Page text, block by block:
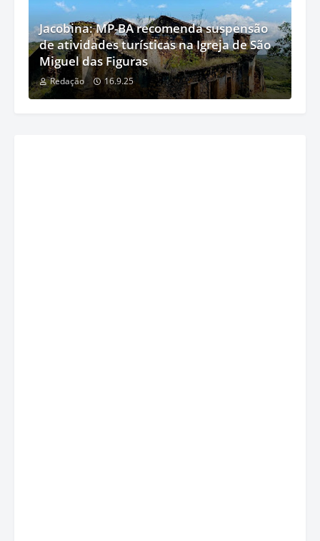
Jacobina: MP-BA recomenda suspensão
de atividades turísticas na Igreja de São
Miguel das Figuras
Redação 16.9.25